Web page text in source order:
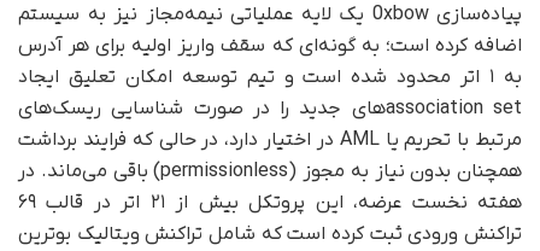
پیاده‌سازی 0xbow یک لایه عملیاتی نیمه‌مجاز نیز به سیستم
اضافه کرده است؛ به‌ گونه‌ای که سقف واریز اولیه برای هر آدرس
به ۱ اتر محدود شده است و تیم توسعه امکان تعلیق ایجاد
association setهای جدید را در صورت شناسایی ریسک‌های
مرتبط با تحریم یا AML در اختیار دارد، در حالی که فرایند برداشت
همچنان بدون نیاز به مجوز (permissionless) باقی می‌ماند. در
هفته نخست عرضه، این پروتکل بیش از ۲۱ اتر در قالب ۶۹
تراکنش ورودی ثبت کرده است که شامل تراکنش ویتالیک بوترین